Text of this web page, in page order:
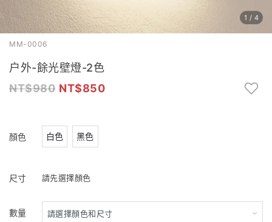
1 / 4
MM-0006
户外-餘光壁燈-2色
980
850
顏色 白色 黑色
尺寸 請先選擇顏色
數量